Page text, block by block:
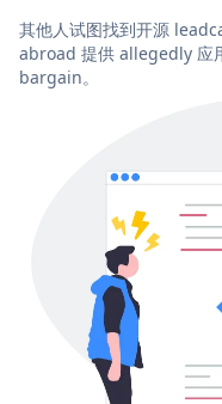
其他人试图找到开源
abroad 提供 allegedly 应
bargain。